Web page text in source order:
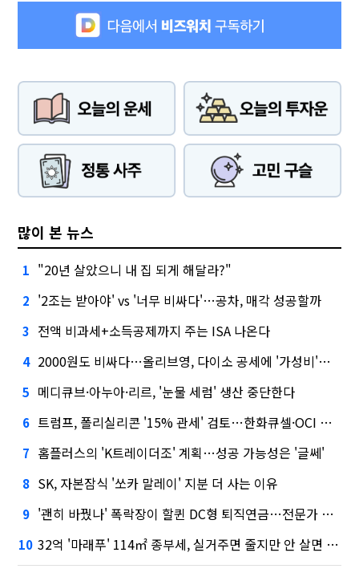
많이 본 뉴스
1 "20년 살았으니 내 집 되게 해달라?"
2 '2조는 받아야' vs '너무 비싸다'…공차, 매각 성공할까
3 전액 비과세+소득공제까지 주는 ISA 나온다
4 2000원도 비싸다…올리브영, 다이소 공세에 '가성비'로 맞불
5 메디큐브·아누아·리르, '눈물 세럼' 생산 중단한다
6 트럼프, 폴리실리콘 '15% 관세' 검토…한화큐셀·OCI 영향은?
7 홈플러스의 'K트레이더조' 계획…성공 가능성은 '글쎄'
8 SK, 자본잠식 '쏘카 말레이' 지분 더 사는 이유
9 '괜히 바꿨나' 폭락장이 할퀸 DC형 퇴직연금…전문가 조언은
10 32억 '마래푸' 114㎡ 종부세, 실거주면 줄지만 안 살면 2.5배